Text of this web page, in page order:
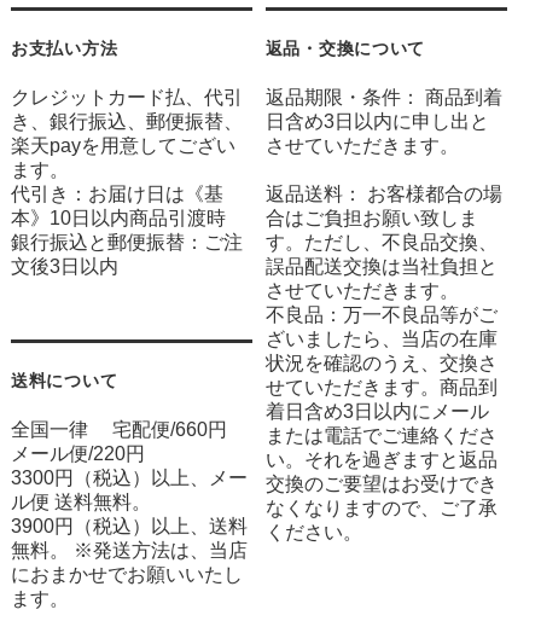
お支払い方法
クレジットカード払、代引
き、銀行振込、郵便振替、
楽天payを用意してござい
ます。
代引き：お届け日は《基
本》10日以内商品引渡時
銀行振込と郵便振替：ご注
文後3日以内
送料について
全国一律 宅配便/660円
メール便/220円
3300円（税込）以上、メー
ル便 送料無料。
3900円（税込）以上、送料
無料。 ※発送方法は、当店
におまかせでお願いいたし
ます。
返品・交換について
返品期限・条件： 商品到着
日含め3日以内に申し出と
させていただきます。
返品送料： お客様都合の場
合はご負担お願い致しま
す。ただし、不良品交換、
誤品配送交換は当社負担と
させていただきます。
不良品：万一不良品等がご
ざいましたら、当店の在庫
状況を確認のうえ、交換さ
せていただきます。商品到
着日含め3日以内にメール
または電話でご連絡くださ
い。それを過ぎますと返品
交換のご要望はお受けでき
なくなりますので、ご了承
ください。